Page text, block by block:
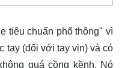
tiêu chuẩn phổ thông" vì
tay (đối với tay vịn) và có
quá cồng kềnh. Nó